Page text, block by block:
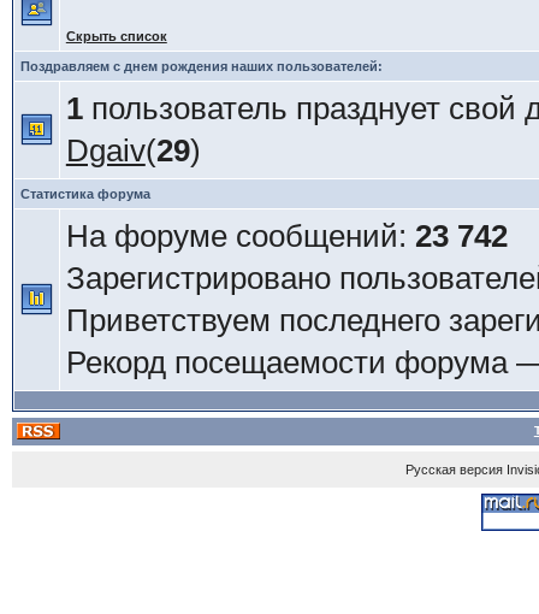
Скрыть список
Поздравляем с днем рождения наших пользователей:
1пользователь празднует свой
Dgaiv(29)
Статистика форума
На форуме сообщений: 23 742
Зарегистрировано
Приветствуем последнего
Рекорд посещаемости форума
Русская версия